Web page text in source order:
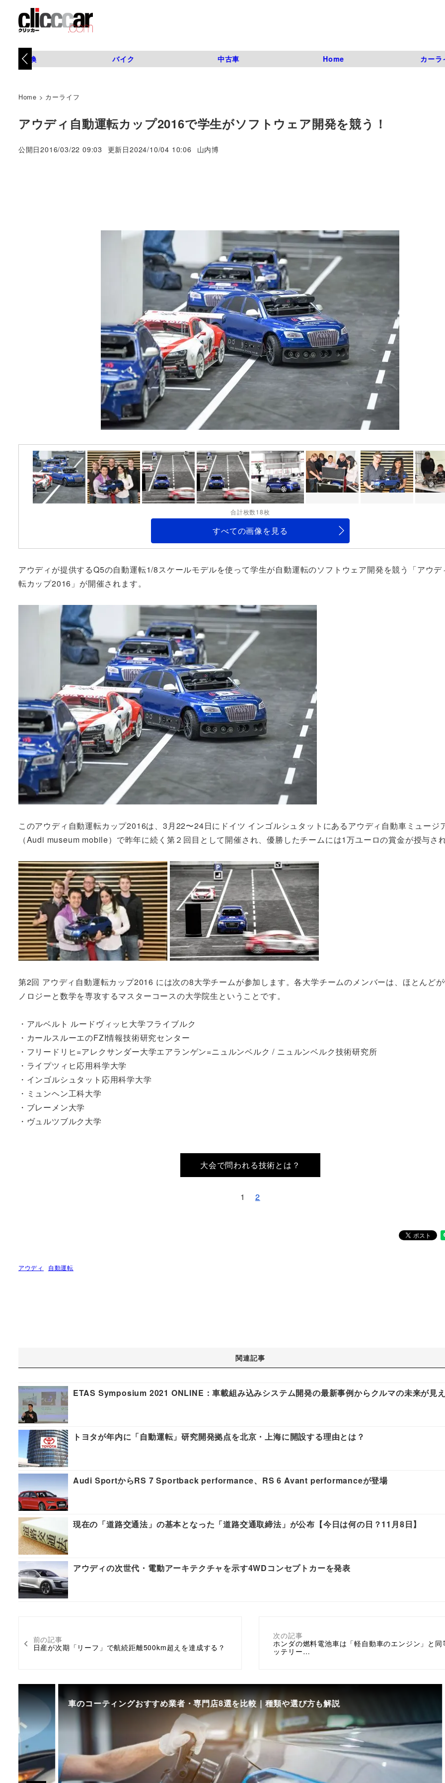
タイヤ交換 バイク 中古車 Home カーラ
Home > カーライフ
アウディ自動運転カップ2016で学生がソフトウェア開発を競う！
公開日2016/03/22 09:03 更新日2024/10/04 10:06
著
山内博
合計枚数18枚
すべての画像を見る
アウディが提供するQ5の自動運転1/8スケールモデルを使って学生が自動運転のソフトウェア開発を競う「アウデ
転カップ2016」が開催されます。
このアウディ自動運転カップ2016は、3月22〜24日にドイツ インゴルシュタットにあるアウディ自動車ミュージ
（Audi museum mobile）で昨年に続く第２回目として開催され、優勝したチームには1万ユーロの賞金が授与さ
第2回 アウディ自動運転カップ2016 には次の8大学チームが参加します。各大学チームのメンバーは、ほとんど
ノロジーと数学を専攻するマスターコースの大学院生ということです。
・アルベルト ルードヴィッヒ大学フライブルク
・カールスルーエのFZI情報技術研究センター
・フリードリヒ=アレクサンダー大学エアランゲン=ニュルンベルク / ニュルンベルク技術研究所
・ライプツィヒ応用科学大学
・インゴルシュタット応用科学大学
・ミュンヘン工科大学
・ブレーメン大学
・ヴュルツブルク大学
大会で問われる技術とは？
1 2
アウディ 自動運転
前の記事
日産が次期「リーフ」で航続距離500km超えを達成する？
次の記事
ホンダの燃料電池車は「軽自動車のエンジン」と同
ッテリー…
関連記事
ETAS Symposium 2021 ONLINE：車載組み込みシステム開発の最新事例からクルマの未来が見
トヨタが年内に「自動運転」研究開発拠点を北京・上海に開設する理由とは？
Audi SportからRS 7 Sportback performance、RS 6 Avant performanceが登場
現在の「道路交通法」の基本となった「道路交通取締法」が公布【今日は何の日？11月8日】
アウディの次世代・電動アーキテクチャを示す4WDコンセプトカーを発表
車のコーティングおすすめ業者・専門店8選を比較｜種類や選び方も解説